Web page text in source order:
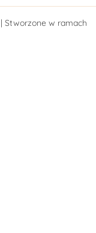
Stworzone w ramach